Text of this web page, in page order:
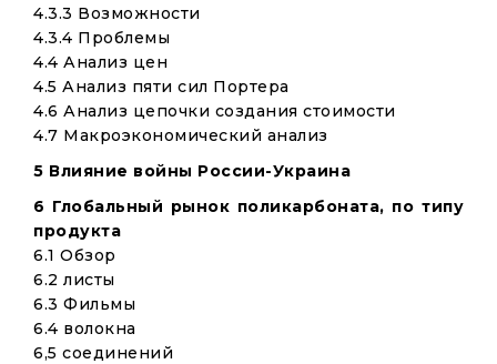
4.3.3 Возможности
4.3.4 Проблемы
4.4 Анализ цен
4.5 Анализ пяти сил Портера
4.6 Анализ цепочки создания стоимости
4.7 Макроэкономический анализ
5 Влияние войны России-Украина
6 Глобальный рынок поликарбоната, по типу
продукта
6.1 Обзор
6.2 листы
6.3 Фильмы
6.4 волокна
6,5 соединений